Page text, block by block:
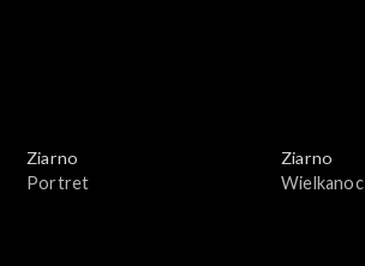
Ziarno
Portret
Ziarno
Wielkanoc